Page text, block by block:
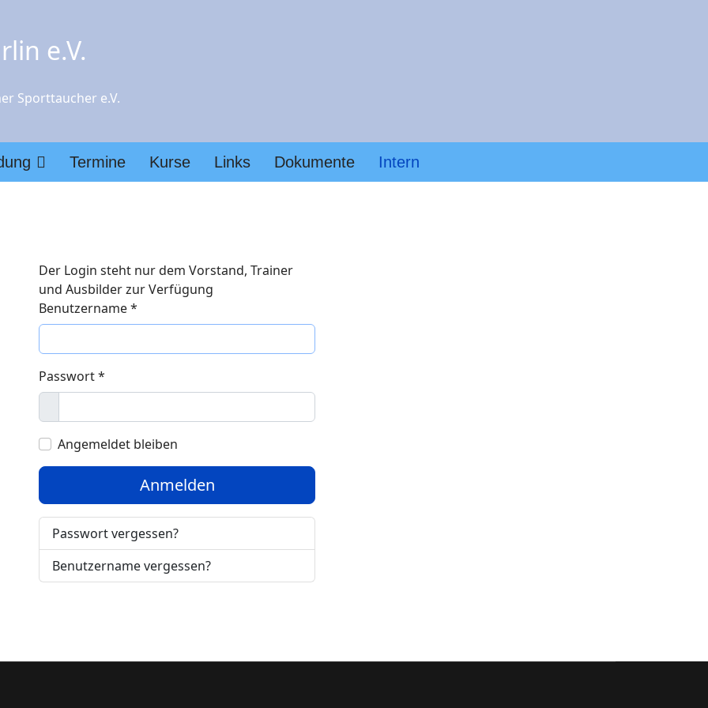
e.V.
Sporttaucher e.V.
Termine Kurse Links Dokumente Intern
Der Login steht nur dem Vorstand, Trainer
und Ausbilder zur Verfügung
Benutzername*
Passwort*
Angemeldet bleiben
Anmelden
Passwort vergessen?
Benutzername vergessen?